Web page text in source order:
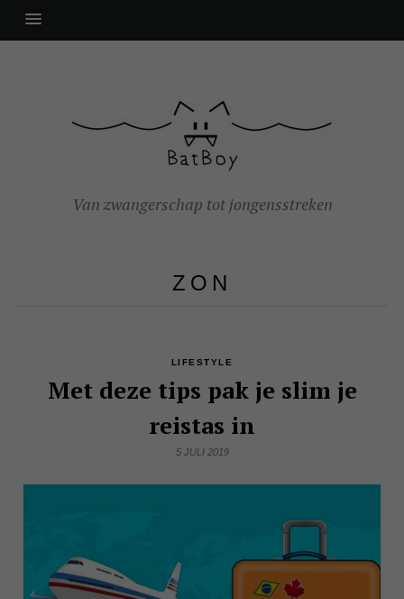
Van zwangerschap tot jongensstreken
ZON
LIFESTYLE
Met deze tips pak je slim je
reistas in
5 JULI 2019